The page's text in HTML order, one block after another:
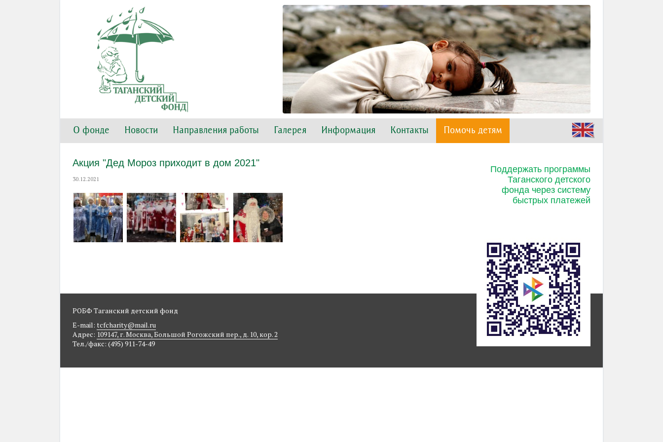
О фонде Новости Направления работы Галерея Информация Контакты Помочь детям
Акция "Дед Мороз приходит в дом 2021"
30.12.2021
Поддержать программы
Таганского детского
фонда через систему
быстрых платежей
РОБФ Таганский детский фонд
E-mail: tcfcharity@mail.ru
Адрес: 109147, г. Москва, Большой Рогожский пер., д. 10, кор. 2
Тел./факс: (495) 911-74-49